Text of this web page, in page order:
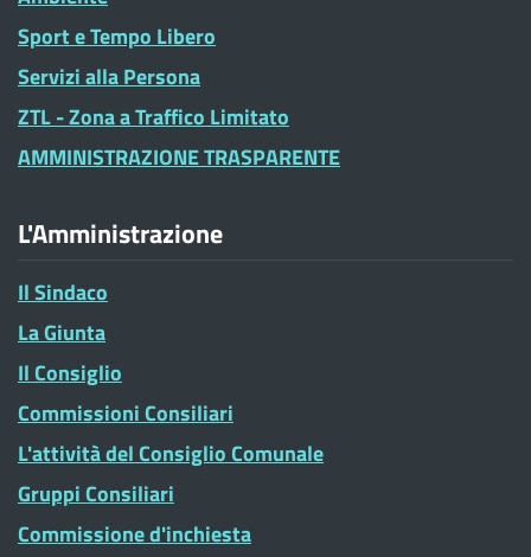
Sport e Tempo Libero
Servizi alla Persona
ZTL - Zona a Traffico Limitato
AMMINISTRAZIONE TRASPARENTE
L'Amministrazione
Il Sindaco
La Giunta
Il Consiglio
Commissioni Consiliari
L'attività del Consiglio Comunale
Gruppi Consiliari
Commissione d'inchiesta